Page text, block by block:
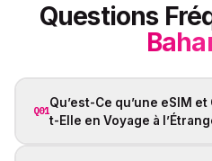
Questions
Q01
Qu’est-Ce qu’une eSIM
t-Elle en Voyage à